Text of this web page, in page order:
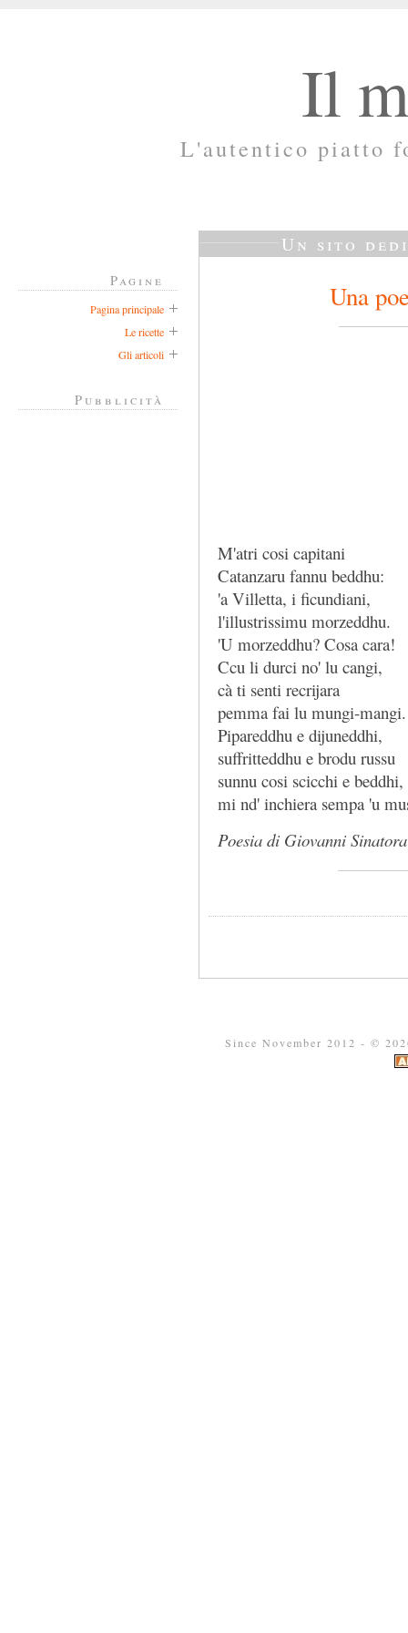
Il
L'autentico piatto
Un sito
Una
M'atri cosi capitani
Catanzaru fannu beddhu:
'a Villetta, i ficundiani,
l'illustrissimu morzeddhu.
'U morzeddhu? Cosa cara!
Ccu li durci no' lu cangi,
cà ti senti recrijara
pemma fai lu mungi-mangi.
Pipareddhu e dijuneddhi,
suffritteddhu e brodu russu
sunnu cosi scicchi e beddhi,
mi nd' inchiera sempa 'u
Poesia di Giovanni
Pagine
Pagina principale
Le ricette
Gli articoli
Pubblicità
Since November 2012 - ©